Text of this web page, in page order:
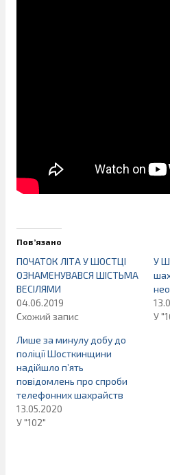
Пов’язано
ПОЧАТОК ЛІТА У ШОСТЦІ
ОЗНАМЕНУВАВСЯ ШІСТЬМА
ВЕСІЛЯМИ
04.06.2019
Схожий запис
У
У
Лише за минулу добу до
поліції Шосткинщини
надійшло п’ять
повідомлень про спроби
телефонних шахрайств
13.05.2020
У "102"